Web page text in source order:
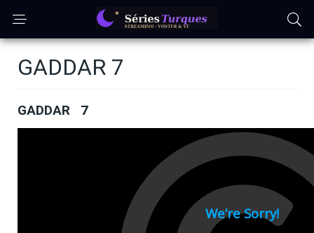
GADDAR 7
GADDAR 7